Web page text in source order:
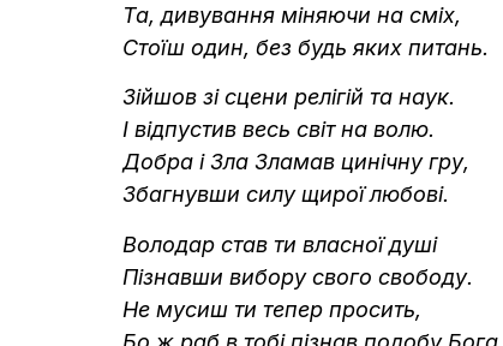
Та, дивування міняючи на сміх,
Стоїш один, без будь яких питань.
Зійшов зі сцени релігій та наук.
І відпустив весь світ на волю.
Добра і Зла Зламав цинічну гру,
Збагнувши силу щирої любові.
Володар став ти власної душі
Пізнавши вибору свого свободу.
Не мусиш ти тепер просить,